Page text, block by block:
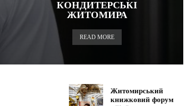
КОНДИТЕРСЬКІ
ЖИТОМИРА
READ MORE
Житомирський
книжковий форум